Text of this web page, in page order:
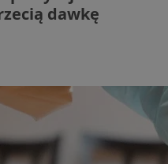
dawkę